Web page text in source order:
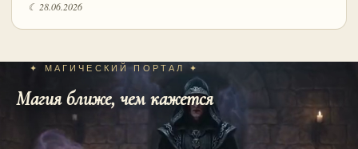
☾ 28.06.2026
✦ МАГИЧЕСКИЙ ПОРТАЛ ✦
Магия ближе, чем кажется